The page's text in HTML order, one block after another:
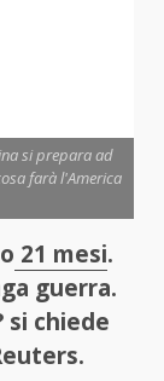
si prepara ad
farà l'America
21 mesi.
guerra.
si chiede